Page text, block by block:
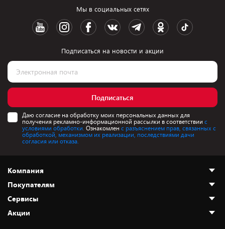
Мы в социальных сетях
Подписаться на новости и акции
Подписаться
Даю согласие на обработку моих персональных данных для
получения рекламно-информационной рассылки в соответствии с
условиями обработки. Ознакомлен с разъяснением прав, связанных с
обработкой, механизмом их реализации, последствиями дачи
согласия или отказа.
Компания
О нас
Адреса магазинов
Новости
Покупателям
Как сделать заказ
Оплата и доставка
Сервисы
Акции